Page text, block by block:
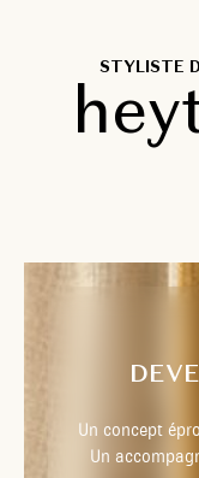
STYLISTE
Un concept
Un